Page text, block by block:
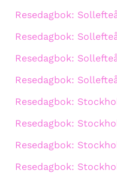
Resedagbok:
Resedagbok:
Resedagbok:
Resedagbok:
Resedagbok:
Resedagbok:
Resedagbok:
Resedagbok: